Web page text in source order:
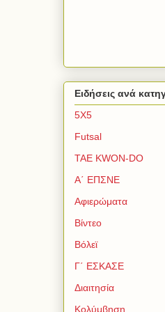
Ειδήσεις ανά
5Χ5
Futsal
TAE KWON-DO
Α΄ ΕΠΣΝΕ
Αφιερώματα
Βίντεο
Βόλεϊ
Γ΄ ΕΣΚΑΣΕ
Διαιτησία
Κολύμβηση